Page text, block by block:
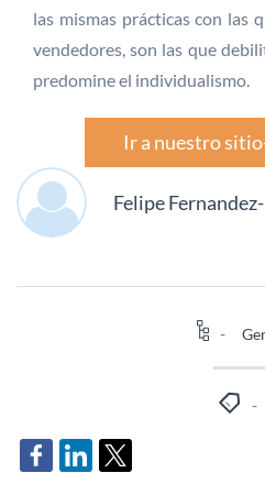
las mismas prácticas con las
vendedores, son las que
predomine el individualismo.
Ir a nuestro
Felipe